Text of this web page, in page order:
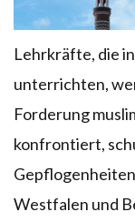
Lehrkräfte, die
unterrichten,
Forderung
konfrontiert,
Westfalen und